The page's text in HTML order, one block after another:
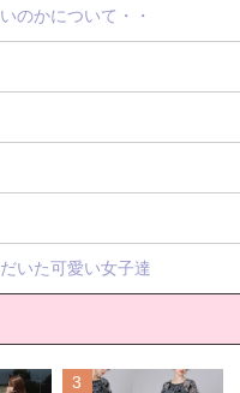
のかについて・・
いた可愛い女子達
3